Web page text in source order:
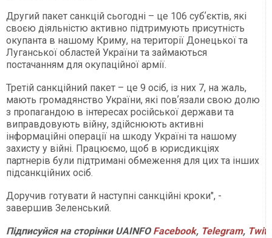
Другий пакет санкцій сьогодні – це 106 субʼєктів, які
своєю діяльністю активно підтримують присутність
окупанта в нашому Криму, на території Донецької та
Луганської областей України та займаються
постачанням для окупаційної армії.
Третій санкційний пакет – це 9 осіб, із них 7, на жаль,
мають громадянство України, які повʼязали свою долю
з пропагандою в інтересах російської держави та
виправдовують війну, здійснюють активні
інформаційні операції на шкоду Україні та нашому
захисту у війні. Працюємо, щоб в юрисдикціях
партнерів були підтримані обмеження для цих та інших
підсанкційних осіб.
Доручив готувати й наступні санкційні кроки", -
завершив Зеленський.
Підписуйся на сторінки UAINFO Facebook, Telegram,